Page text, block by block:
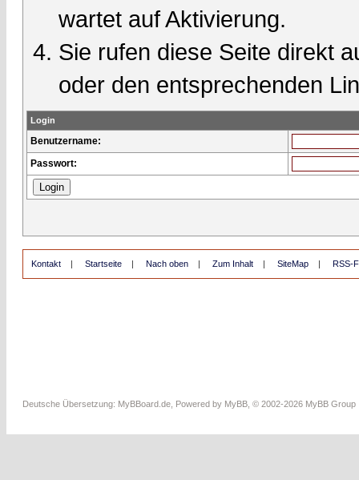
wartet auf Aktivierung.
Sie rufen diese Seite direkt
oder den entsprechenden
Login
Benutzername:
Passwort:
Kontakt | Startseite | Nach oben | Zum Inhalt | SiteMap | RSS-
Deutsche Übersetzung: MyBBoard.de , Powered by MyBB , © 2002-2026 MyBB Group